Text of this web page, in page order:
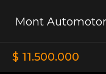
Mont
$ 11.500.000